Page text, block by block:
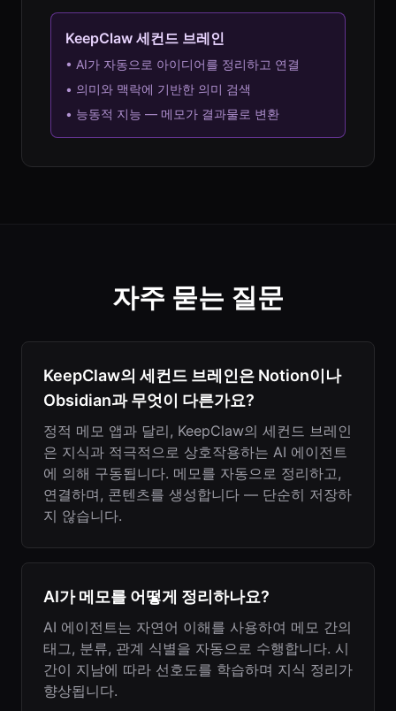
KeepClaw 세컨드 브레인
• AI가 자동으로 아이디어를 정리하고 연결
• 의미와 맥락에 기반한 의미 검색
• 능동적 지능 — 메모가 결과물로 변환
자주 묻는 질문
KeepClaw의 세컨드 브레인은 Notion이나
Obsidian과 무엇이 다른가요?
정적 메모 앱과 달리, KeepClaw의 세컨드 브레인
은 지식과 적극적으로 상호작용하는 AI 에이전트
에 의해 구동됩니다. 메모를 자동으로 정리하고,
연결하며, 콘텐츠를 생성합니다 — 단순히 저장하
지 않습니다.
AI가 메모를 어떻게 정리하나요?
AI 에이전트는 자연어 이해를 사용하여 메모 간의
태그, 분류, 관계 식별을 자동으로 수행합니다. 시
간이 지남에 따라 선호도를 학습하며 지식 정리가
향상됩니다.